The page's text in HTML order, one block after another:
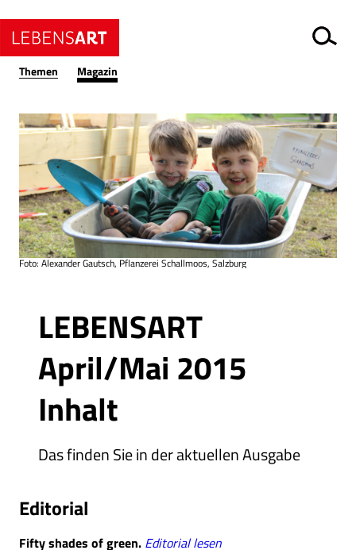
Themen Magazin
LEBENSART
April/Mai 2015
Inhalt
Das finden Sie in der aktuellen Ausgabe
Foto: Alexander Gautsch, Pflanzerei Schallmoos, Salzburg
Editorial
Fifty shades of green. Editorial lesen